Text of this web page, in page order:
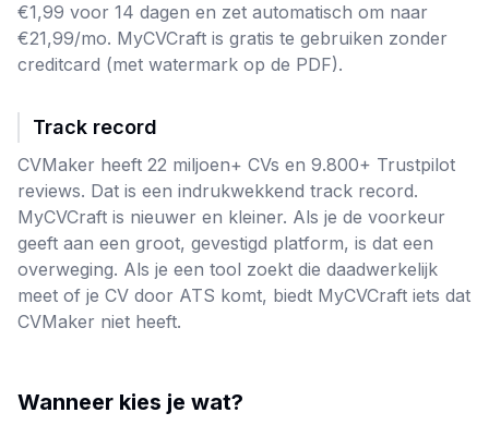
€1,99 voor 14 dagen en zet automatisch om naar
€21,99/mo. MyCVCraft is gratis te gebruiken zonder
creditcard (met watermark op de PDF).
Track record
CVMaker heeft 22 miljoen+ CVs en 9.800+ Trustpilot
reviews. Dat is een indrukwekkend track record.
MyCVCraft is nieuwer en kleiner. Als je de voorkeur
geeft aan een groot, gevestigd platform, is dat een
overweging. Als je een tool zoekt die daadwerkelijk
meet of je CV door ATS komt, biedt MyCVCraft iets dat
CVMaker niet heeft.
Wanneer kies je wat?